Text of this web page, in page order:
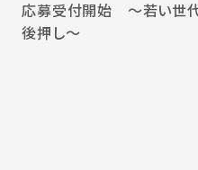
応募受付開始 〜若い世
後押し〜